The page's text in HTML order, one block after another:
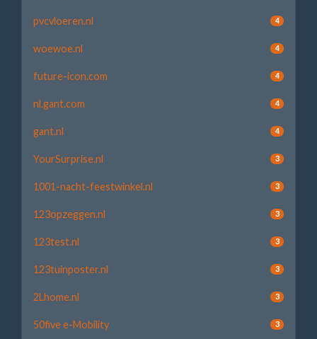
pvcvloeren.nl 4
woewoe.nl 4
future-icon.com 4
nl.gant.com 4
gant.nl 4
YourSurprise.nl 3
1001-nacht-feestwinkel.nl 3
123opzeggen.nl 3
123test.nl 3
123tuinposter.nl 3
2Lhome.nl 3
50five e-Mobility 3